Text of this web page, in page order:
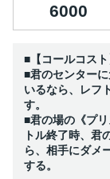
6000
■【コールコスト
■君のセンター
いるなら、レフ
す。
■君の場の《プ
トル終了時、君
ら、相手にダメ
する。